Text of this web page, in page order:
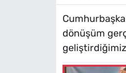
dönüşüm